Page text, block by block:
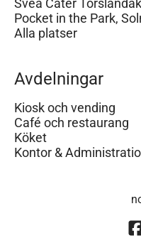
Svea Cater
Pocket in the Park,
Alla platser
Avdelningar
Kiosk och vending
Café och restaurang
Köket
Kontor &